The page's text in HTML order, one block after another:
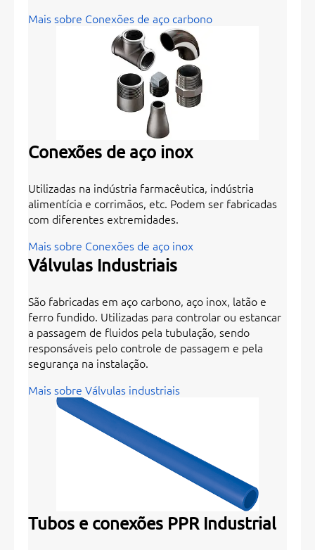
Mais sobre Conexões de aço carbono
Conexões de aço inox
Utilizadas na indústria farmacêutica, indústria
alimentícia e corrimãos, etc. Podem ser fabricadas
com diferentes extremidades.
Mais sobre Conexões de aço inox
Válvulas Industriais
São fabricadas em aço carbono, aço inox, latão e
ferro fundido. Utilizadas para controlar ou estancar
a passagem de fluidos pela tubulação, sendo
responsáveis pelo controle de passagem e pela
segurança na instalação.
Mais sobre Válvulas industriais
Tubos e conexões PPR Industrial